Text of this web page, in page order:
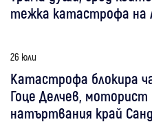
тежка катастрофа на
26 юли
Катастрофа блокира
Гоце Делчев,
натъртвания край